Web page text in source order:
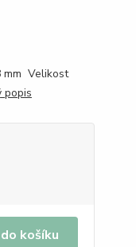
mm Velikost
popis
košíku